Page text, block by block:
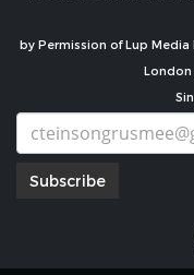
by Permission of Lup Media
London
Subscribe